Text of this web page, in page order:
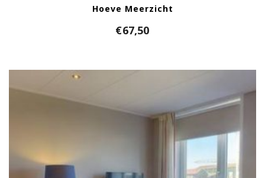
Hoeve Meerzicht
€67,50